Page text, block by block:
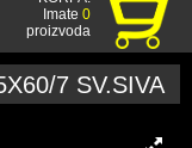
Imate 0
proizvoda
7 SV.SIVA